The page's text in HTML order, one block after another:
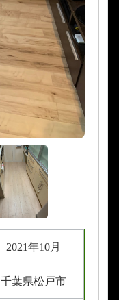
2021年10月
千葉県松戸市